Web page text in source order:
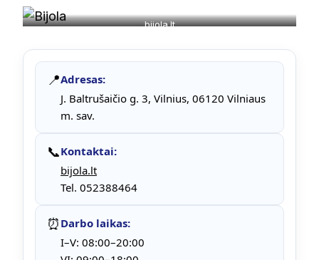
bijola.lt
📍Adresas:
J. Baltrušaičio g. 3, Vilnius, 06120 Vilniaus
m. sav.
📞Kontaktai:
bijola.lt
Tel. 052388464
⏰ Darbo laikas:
I–V: 08:00–20:00